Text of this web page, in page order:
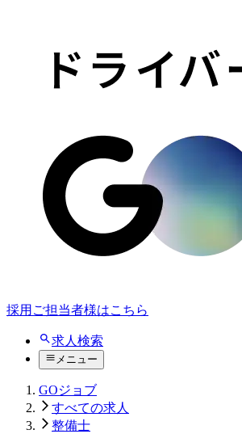
採用ご担当者様はこちら
求人検索
メニュー
GOジョブ
すべての求人
整備士